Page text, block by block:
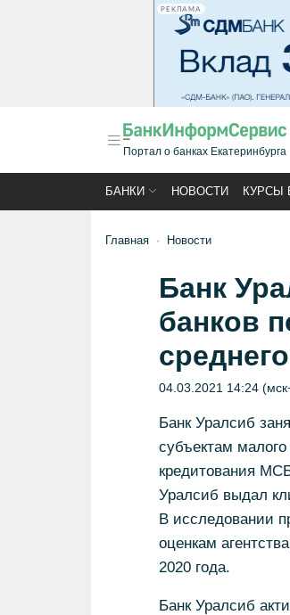
РЕКЛАМА
Портал о банках Екатеринбурга
БАНКИ НОВОСТИ КУРСЫ
Главная Новости
Банк
банков
04.03.2021 14:24
Банк Уралсиб
субъектам
кредитования
Уралсиб выдал
В исследовании
оценкам
2020 года.
Банк Уралсиб